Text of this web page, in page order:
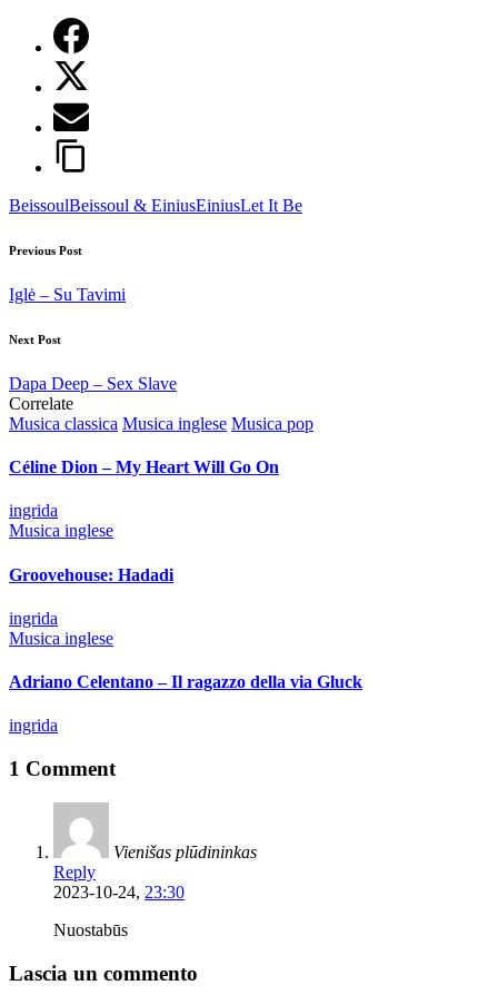
Tags:
BeissoulBeissoul & EiniusEiniusLet It Be
Post
navigation
Previous Post
Iglė – Su Tavimi
Next Post
Dapa Deep – Sex Slave
Correlate
Posted
Musica classica Musica inglese Musica pop
Céline Dion – My Heart Will Go On
Posted
by
ingrida
Posted
Musica inglese
Groovehouse: Hadadi
Posted
by
ingrida
Posted
Musica inglese
Adriano Celentano – Il ragazzo della via Gluck
Posted
ingrida
1 Comment
Vienišas plūdininkas
Reply
2023-10-24, 23:30
Nuostabūs
Lascia un commento